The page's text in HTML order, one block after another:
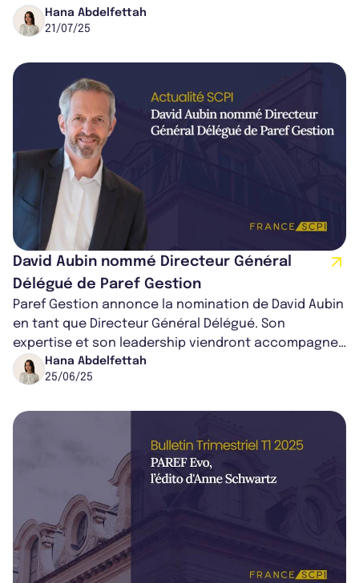
2025, elle affiche une activité...
Hana Abdelfettah
21/07/25
David Aubin nommé Directeur Général
Délégué de Paref Gestion
Paref Gestion annonce la nomination de David Aubin
en tant que Directeur Général Délégué. Son
expertise et son leadership viendront accompagner
le développement stratégique de la s...
Hana Abdelfettah
25/06/25